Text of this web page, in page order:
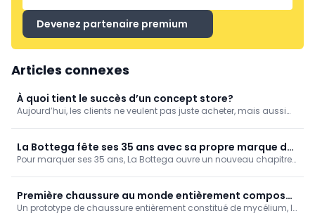
Devenez partenaire premium
Articles connexes
À quoi tient le succès d’un concept store?
Aujourd’hui, les clients ne veulent pas juste acheter, mais aussi
Concept Store et Cadet montrent l’exemple.
La Bottega fête ses 35 ans avec sa propre marque de
chaussures
Pour marquer ses 35 ans, La Bottega ouvre un nouveau chapitre
mode, l'artisanat et l'expérience.
Première chaussure au monde entièrement composée
de mycélium pur
Un prototype de chaussure entièrement constitué de mycélium, le